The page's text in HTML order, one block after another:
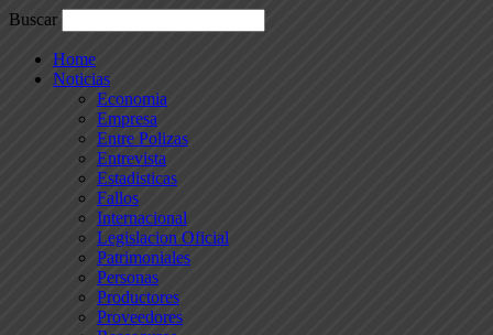
Buscar
Home
Noticias
Economia
Empresa
Entre Polizas
Entrevista
Estadisticas
Fallos
Internacional
Legislacion Oficial
Patrimoniales
Personas
Productores
Proveedores